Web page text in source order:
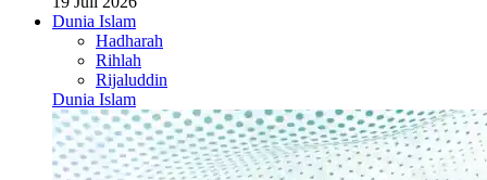
Dunia Islam
Hadharah
Rihlah
Rijaluddin
Dunia Islam